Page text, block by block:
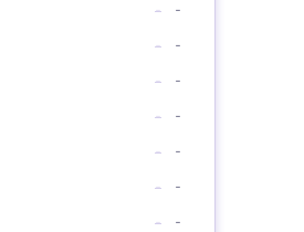
-
-
-
-
-
-
-
-
-
-
-
-
- -